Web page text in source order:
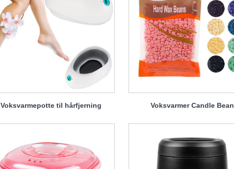
Voksvarmepotte til hårfjerning Voksvarmer Candle Bean